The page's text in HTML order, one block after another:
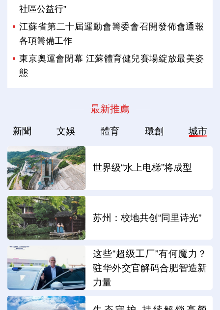
社區公益行”
江蘇省第二十屆運動會籌委會召開發佈會通報
各項籌備工作
東京奧運會閉幕 江蘇體育健兒賽場綻放最美姿
態
最新推薦
新聞 文娛 體育 環創 城市
世界级“水上电梯”将成型
苏州：校地共创“同里诗光”
这些“超级工厂”有何魔力？
驻华外交官解码合肥智造新
力量